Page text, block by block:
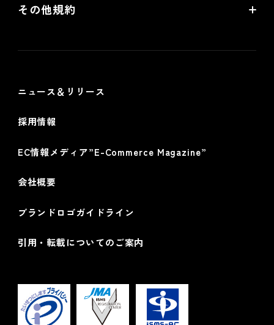
futureshop omni-channelサービス規約
その他規約
ニュース＆リリース
採用情報
EC情報メディア”E-Commerce Magazine”
会社概要
ブランドロゴガイドライン
引用・転載についてのご案内